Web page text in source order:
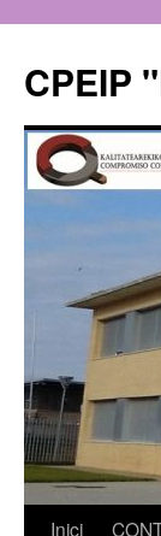
CPEIP
Saltar
Inici